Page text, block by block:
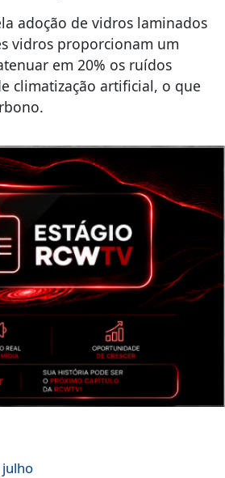
adoção de vidros laminados
vidros proporcionam um
em 20% os ruídos
climatização artificial, o que
julho